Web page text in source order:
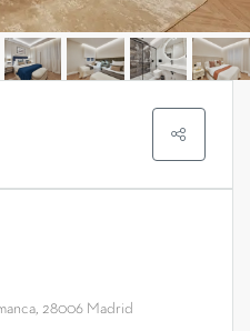
28006 Madrid